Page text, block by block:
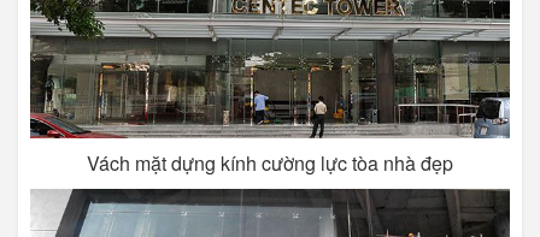
Vách mặt dựng kính cường lực tòa nhà đẹp